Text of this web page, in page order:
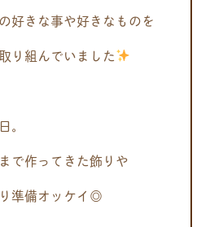
好きな事や好きなものを
り組んでいました
。
で作ってきた飾りや
準備オッケイ◎